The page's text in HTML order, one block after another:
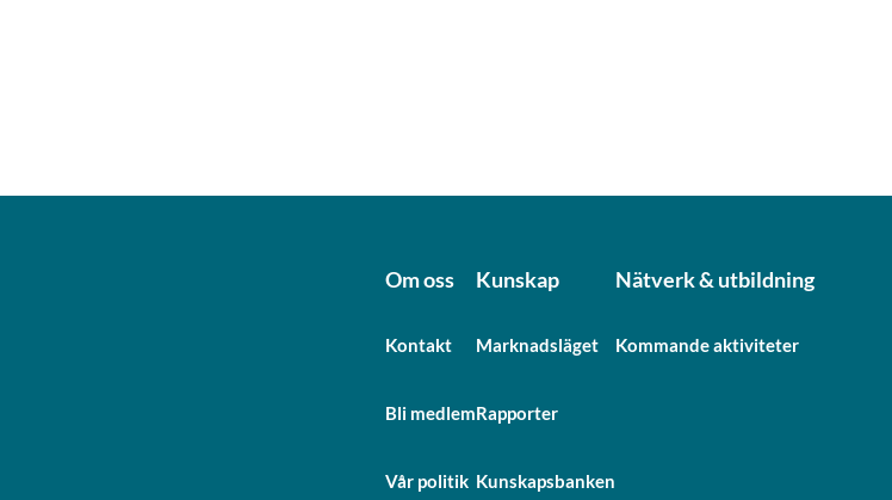
Om oss
Kontakt
Bli medlem
Vår politik
Kunskap
Marknadsläget
Rapporter
Kunskapsbanken
Nätverk & utbildning
Kommande aktiviteter